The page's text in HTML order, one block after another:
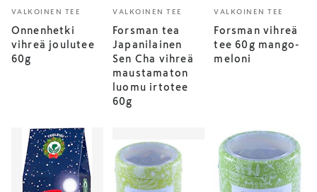
VALKOINEN TEE
Onnenhetki
vihreä joulutee
60g
VALKOINEN TEE
Forsman tea
Japanilainen
Sen Cha vihreä
maustamaton
luomu irtotee
60g
VALKOINEN TEE
Forsman vihreä
tee 60g mango-
meloni